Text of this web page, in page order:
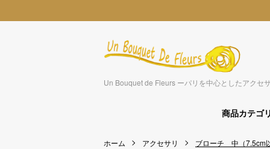
Un Bouquet de Fleurs ーパリを中心としたアクセ
商品カテゴ
ホーム アクセサリ
ブローチ 中（7.5cm